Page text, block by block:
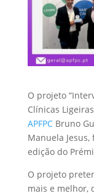
O projeto
Clínicas
APFPCBruno
Manuela
edição do
O projeto
mais e melhor,